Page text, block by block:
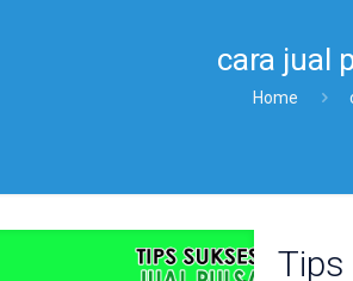
cara jual
Home
Tips